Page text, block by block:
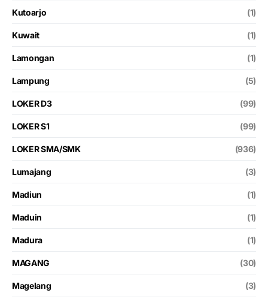
Kutoarjo (1)
Kuwait (1)
Lamongan (1)
Lampung (5)
LOKER D3 (99)
LOKER S1 (99)
LOKER SMA/SMK (936)
Lumajang (3)
Madiun (1)
Maduin (1)
Madura (1)
MAGANG (30)
Magelang (3)